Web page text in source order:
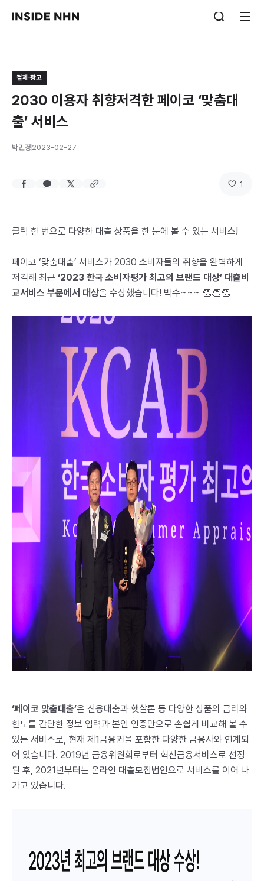
결제·광고
2030 이용자 취향저격한 페이코 ‘맞춤대
출’ 서비스
박민정 2023-02-27
1
클릭 한 번으로 다양한 대출 상품을 한 눈에 볼 수 있는 서비스!
페이코 ‘맞춤대출’ 서비스가 2030 소비자들의 취향을 완벽하게
저격해 최근 ‘2023 한국 소비자평가 최고의 브랜드 대상’ 대출비
교서비스 부문에서 대상을 수상했습니다! 박수~~~ 👏👏👏
‘페이코 맞춤대출’은 신용대출과 햇살론 등 다양한 상품의 금리와
한도를 간단한 정보 입력과 본인 인증만으로 손쉽게 비교해 볼 수
있는 서비스로, 현재 제1금융권을 포함한 다양한 금융사와 연계되
어 있습니다. 2019년 금융위원회로부터 혁신금융서비스로 선정
된 후, 2021년부터는 온라인 대출모집법인으로 서비스를 이어 나
가고 있습니다.